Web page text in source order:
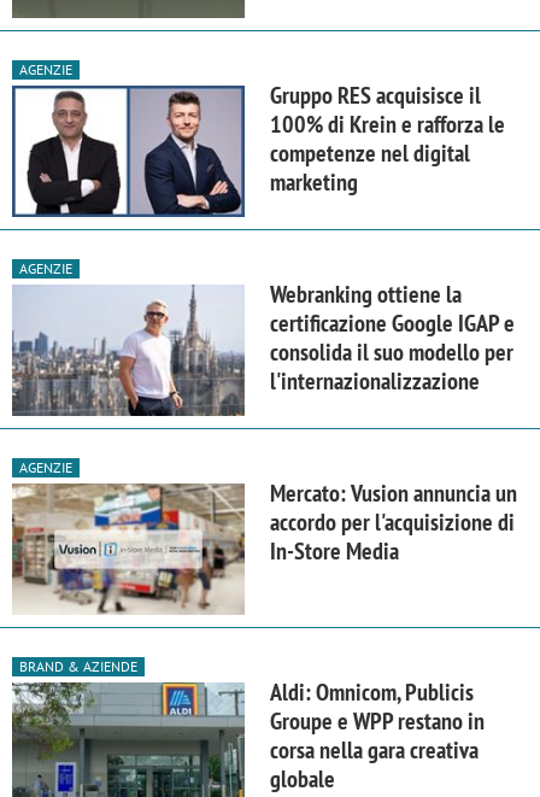
AGENZIE
Gruppo RES acquisisce il
100% di Krein e rafforza le
competenze nel digital
marketing
AGENZIE
Webranking ottiene la
certificazione Google IGAP e
consolida il suo modello per
l'internazionalizzazione
AGENZIE
Mercato: Vusion annuncia un
accordo per l'acquisizione di
In-Store Media
BRAND & AZIENDE
Aldi: Omnicom, Publicis
Groupe e WPP restano in
corsa nella gara creativa
globale